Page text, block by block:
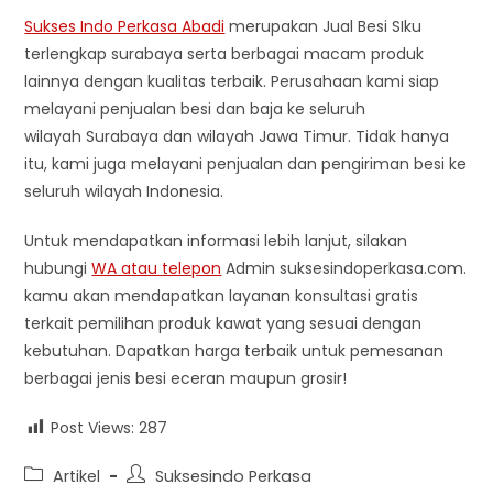
Sukses Indo Perkasa Abadi merupakan Jual Besi SIku
terlengkap surabaya serta berbagai macam produk
lainnya dengan kualitas terbaik. Perusahaan kami siap
melayani penjualan besi dan baja ke seluruh
wilayah Surabaya dan wilayah Jawa Timur. Tidak hanya
itu, kami juga melayani penjualan dan pengiriman besi ke
seluruh wilayah Indonesia.
Untuk mendapatkan informasi lebih lanjut, silakan
hubungiWA atau telepon Admin suksesindoperkasa.com.
kamu akan mendapatkan layanan konsultasi gratis
terkait pemilihan produk kawat yang sesuai dengan
kebutuhan. Dapatkan harga terbaik untuk pemesanan
berbagai jenis besi eceran maupun grosir!
Post Views: 287
PostArtikel PostSuksesindo Perkasa